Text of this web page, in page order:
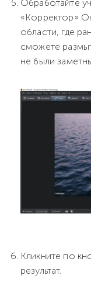
Обработайте
«Корректор»
области, где
сможете
не были
Кликните по
результат.